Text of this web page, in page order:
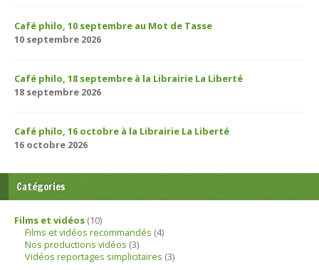
Café philo, 10 septembre au Mot de Tasse
10 septembre 2026
Café philo, 18 septembre à la Librairie La Liberté
18 septembre 2026
Café philo, 16 octobre à la Librairie La Liberté
16 octobre 2026
Catégories
Films et vidéos (10)
Films et vidéos recommandés (4)
Nos productions vidéos (3)
Vidéos reportages simplicitaires (3)